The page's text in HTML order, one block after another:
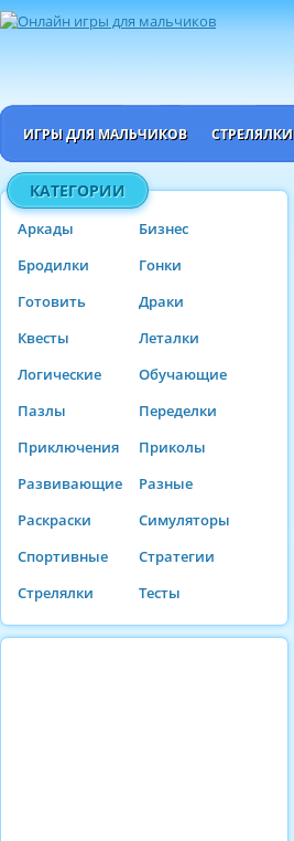
ИГРЫ ДЛЯ МАЛЬЧИКОВ СТРЕЛЯЛКИ
КАТЕГОРИИ
Аркады
Бизнес
Бродилки
Гонки
Готовить
Драки
Квесты
Леталки
Логические
Обучающие
Пазлы
Переделки
Приключения
Приколы
Развивающие
Разные
Раскраски
Симуляторы
Спортивные
Стратегии
Стрелялки
Тесты